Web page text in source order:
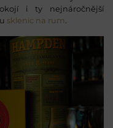
i ty nejnáročnější
sklenic na rum